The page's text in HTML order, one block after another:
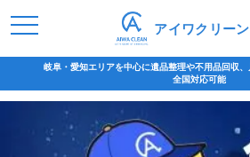
アイワクリーン